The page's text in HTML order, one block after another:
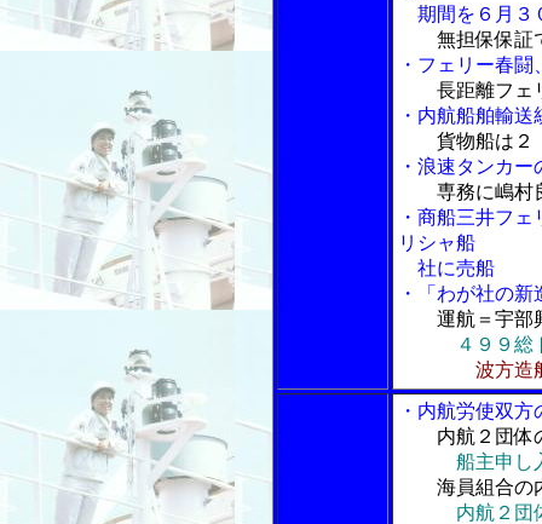
期間を６月３
無担保保証
・フェリー春
長距離フェ
・内航船舶輸
貨物船は２
・浪速タンカ
専務に嶋村
・商船三井フ
リシャ船
社に売船
・
「わが社の新
運航＝宇部
４９９総
波方造
・内航労使双
内航２団体
船主申し
海員組合の
内航２団